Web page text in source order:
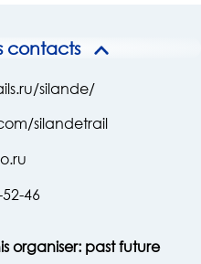
contacts
silande/
silandetrail
46
organiser: pastfuture